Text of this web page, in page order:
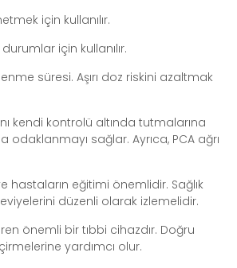
için kullanılır.
için kullanılır.
süresi. Aşırı doz riskini azaltmak
kendi kontrolü altında tutmalarına
sağlar. Ayrıca, PCA ağrı
hastaların eğitimi önemlidir. Sağlık
düzenli olarak izlemelidir.
önemli bir tıbbi cihazdır. Doğru
yardımcı olur.